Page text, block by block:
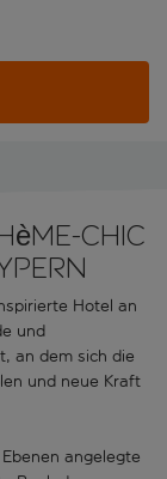
Chic
Hotel an
und
an dem sich die
und neue Kraft
angelegte